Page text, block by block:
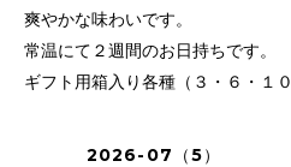
爽やかな味わいです。
常温にて２週間のお日持ちです。
ギフト用箱入り各種（３・６・１０
2026-07（5）